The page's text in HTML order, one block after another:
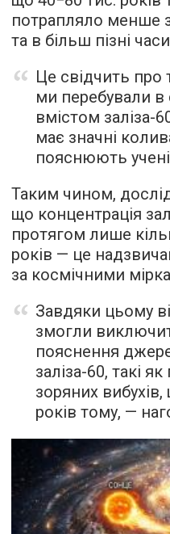
потрапляло менше
та в більш пізні
Це свідчить про
ми перебували
вмістом заліза-
має значні
пояснюють
Таким чином,
що концентрація
протягом лише
років — це
за космічними
Завдяки цьому
змогли
пояснення
заліза-60, такі
зоряних
років тому, —